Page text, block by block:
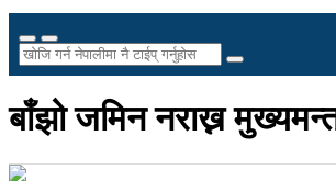
बाँझो जमिन नराख्न